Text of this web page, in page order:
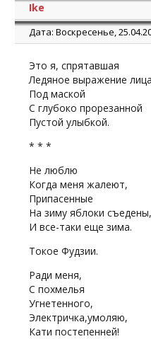
Ike
Дата: Воскресенье,
Это я, спрятавшая
Ледяное выражение лица
Под маской
С глубоко прорезанной
Пустой улыбкой.
* * *
Не люблю
Когда меня жалеют,
Припасенные
На зиму яблоки съедены,
И все-таки еще зима.
Токое Фудзии.
Ради меня,
С похмелья
Угнетенного,
Электричка,умоляю,
Кати постепенней!